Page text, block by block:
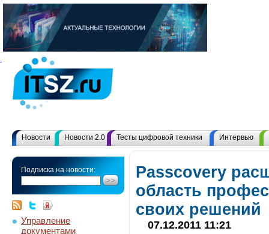
Новости Новости 2.0 Тесты цифровой техники Интервью
Подписка на новости:
Управление
документами
Passcovery
область
своих решений
07.12.2011 11:21